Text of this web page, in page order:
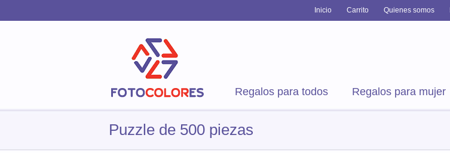
Quienes somos
Carrito
Inicio
Regalos para todos Regalos para mujer
Puzzle de 500 piezas